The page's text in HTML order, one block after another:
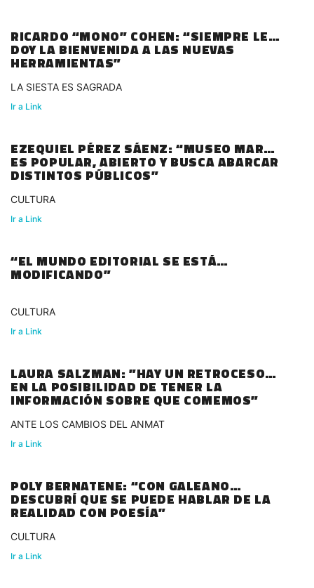
RICARDO “MONO” COHEN: “SIEMPRE LE
DOY LA BIENVENIDA A LAS NUEVAS
HERRAMIENTAS”
LA SIESTA ES SAGRADA
Ir a Link
EZEQUIEL PÉREZ SÁENZ: “MUSEO MAR
ES POPULAR, ABIERTO Y BUSCA ABARCAR
DISTINTOS PÚBLICOS”
CULTURA
Ir a Link
“EL MUNDO EDITORIAL SE ESTÁ
MODIFICANDO”
CULTURA
Ir a Link
LAURA SALZMAN: ”HAY UN RETROCESO
EN LA POSIBILIDAD DE TENER LA
INFORMACIÓN SOBRE QUE COMEMOS”
ANTE LOS CAMBIOS DEL ANMAT
Ir a Link
POLY BERNATENE: “CON GALEANO
DESCUBRÍ QUE SE PUEDE HABLAR DE LA
REALIDAD CON POESÍA”
CULTURA
Ir a Link